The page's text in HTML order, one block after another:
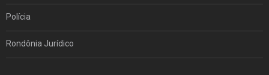
Polícia
Rondônia Jurídico